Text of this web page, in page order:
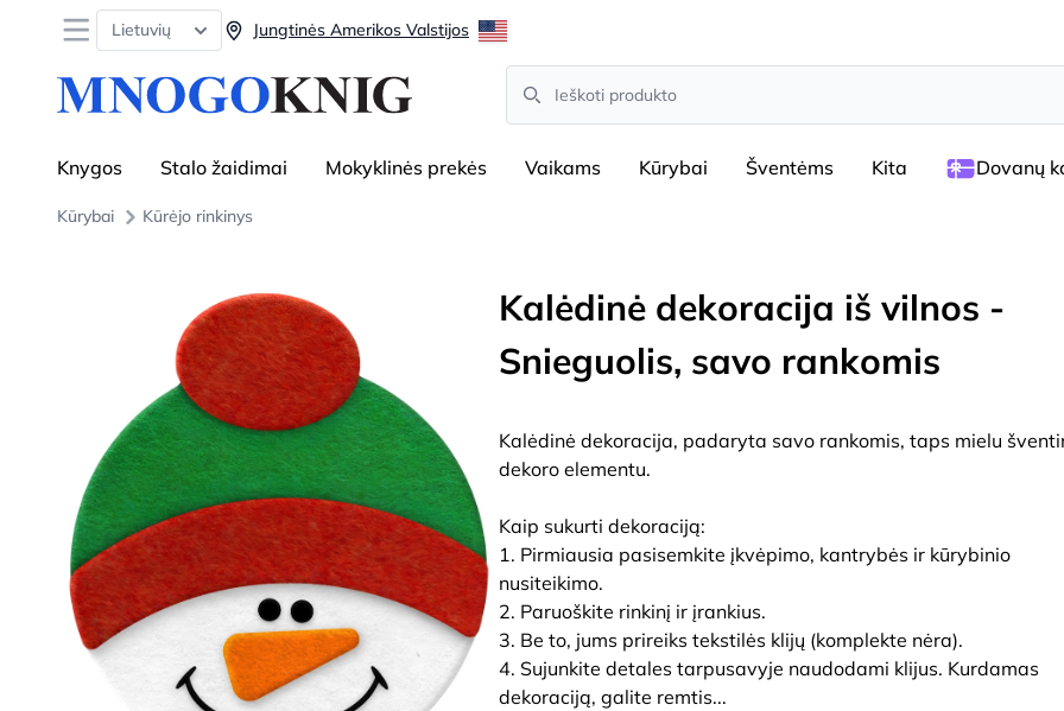
Open menu
Lietuvių Jungtinės Amerikos Valstijos
Search
Knygos Stalo žaidimai Mokyklinės prekės Vaikams Kūrybai Šventėms Kita Dovanų
Kūrybai Kūrėjo rinkinys
Kalėdinė dekoracija iš vilnos -
Snieguolis, savo rankomis
Kalėdinė dekoracija, padaryta savo rankomis, taps mielu
dekoro elementu.
Kaip sukurti dekoraciją:
1. Pirmiausia pasisemkite įkvėpimo, kantrybės ir kūrybinio
nusiteikimo.
2. Paruoškite rinkinį ir įrankius.
3. Be to, jums prireiks tekstilės klijų (komplekte nėra).
4. Sujunkite detales tarpusavyje naudodami klijus. Kurdamas
dekoraciją, galite remtis...